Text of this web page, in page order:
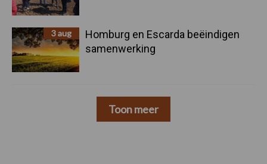
3 aug
Homburg en Escarda beëindigen
samenwerking
Toon meer